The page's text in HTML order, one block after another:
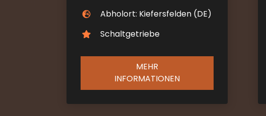
Abholort: Kiefersfelden (DE)
Schaltgetriebe
MEHR
INFORMATIONEN